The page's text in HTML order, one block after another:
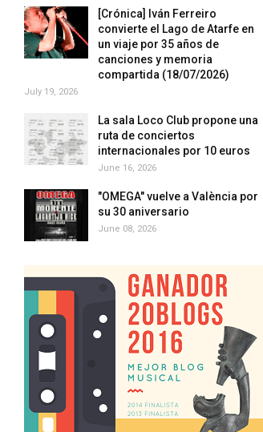
[Crónica] Iván Ferreiro
convierte el Lago de Atarfe en
un viaje por 35 años de
canciones y memoria
compartida (18/07/2026)
July 19, 2026
La sala Loco Club propone una
ruta de conciertos
internacionales por 10 euros
June 16, 2026
"OMEGA" vuelve a València por
su 30 aniversario
June 08, 2026